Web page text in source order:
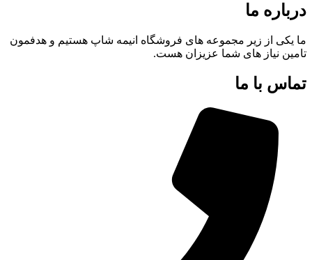
درباره ما
ما یکی از زیر مجموعه های فروشگاه انیمه شاپ هستیم و هدفمون
تامین نیاز های شما عزیزان هست.
تماس با ما